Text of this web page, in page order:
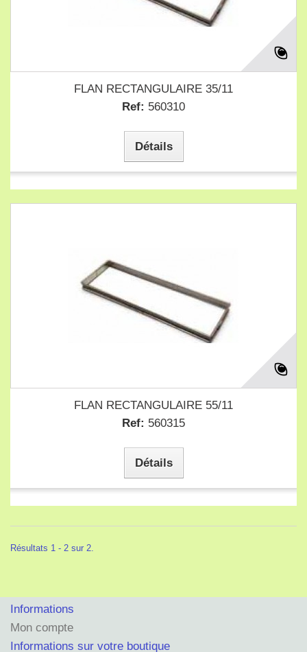
FLAN RECTANGULAIRE 35/11
Ref: 560310
Détails
FLAN RECTANGULAIRE 55/11
Ref: 560315
Détails
Résultats 1 - 2 sur 2.
Informations
Mon compte
Informations sur votre boutique